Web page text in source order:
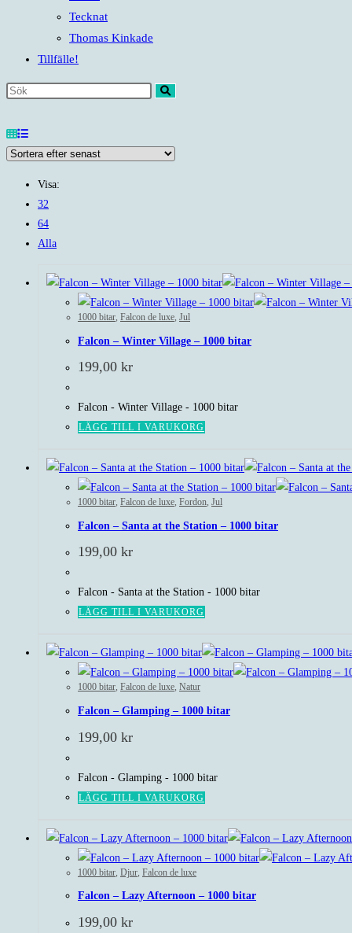
Tecknat
Thomas Kinkade
Tillfälle!
Sök
denna
webbplats
Visa:
32
64
Alla
1000 bitar, Falcon de luxe, Jul
Falcon – Winter Village – 1000 bitar
199,00 kr
Falcon - Winter Village - 1000 bitar
LÄGG TILL I VARUKORG
1000 bitar, Falcon de luxe, Fordon, Jul
Falcon – Santa at the Station – 1000 bitar
199,00 kr
Falcon - Santa at the Station - 1000 bitar
LÄGG TILL I VARUKORG
1000 bitar, Falcon de luxe, Natur
Falcon – Glamping – 1000 bitar
199,00 kr
Falcon - Glamping - 1000 bitar
LÄGG TILL I VARUKORG
1000 bitar Djur Falcon de luxe
Falcon – Lazy Afternoon – 1000 bitar
199,00 kr